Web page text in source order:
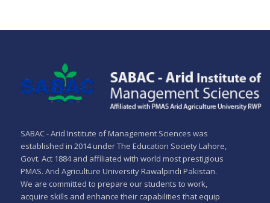
SABAC - Arid Institute of Management Sciences was
established in 2014 under The Education Society Lahore,
Govt. Act 1884 and affiliated with world most prestigious
PMAS. Arid Agriculture University Rawalpindi Pakistan.
We are committed to prepare our students to work,
acquire skills and enhance their capabilities that equip